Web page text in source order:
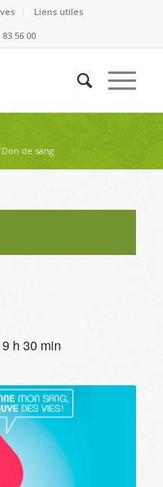
Liens utiles
56 00
Don de sang
h 30 min